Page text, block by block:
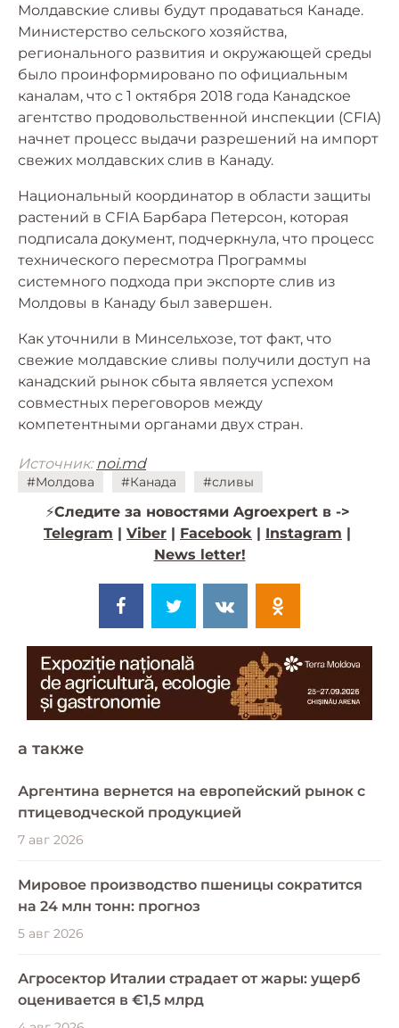
Молдавские сливы будут продаваться Канаде.
Министерство сельского хозяйства,
регионального развития и окружающей среды
было проинформировано по официальным
каналам, что с 1 октября 2018 года Канадское
агентство продовольственной инспекции (CFIA)
начнет процесс выдачи разрешений на импорт
свежих молдавских слив в Канаду.
Национальный координатор в области защиты
растений в CFIA Барбара Петерсон, которая
подписала документ, подчеркнула, что процесс
технического пересмотра Программы
системного подхода при экспорте слив из
Молдовы в Канаду был завершен.
Как уточнили в Минсельхозе, тот факт, что
свежие молдавские сливы получили доступ на
канадский рынок сбыта является успехом
совместных переговоров между
компетентными органами двух стран.
Источник:noi.md
#Молдова #Канада #сливы
⚡️Следите за новостями Agroexpert в ->
Telegram | Viber | Facebook | Instagram |
News letter!
a также
Аргентина вернется на европейский рынок с
птицеводческой продукцией
7 авг 2026
Мировое производство пшеницы сократится
на 24 млн тонн: прогноз
5 авг 2026
Агросектор Италии страдает от жары: ущерб
оценивается в €1,5 млрд